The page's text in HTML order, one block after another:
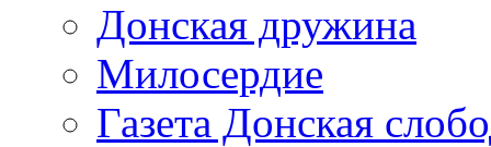
Донская дружина
Милосердие
Газета Донская